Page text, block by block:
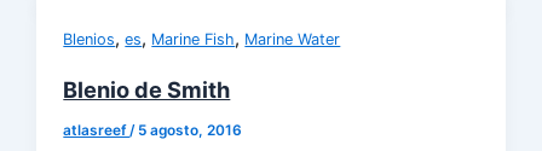
Blenios,es, Marine Fish, Marine Water
Blenio de Smith
atlasreef/ 5 agosto, 2016